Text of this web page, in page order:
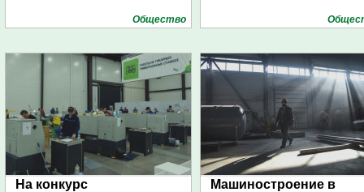
Общество
На конкурс
Машиностроение в